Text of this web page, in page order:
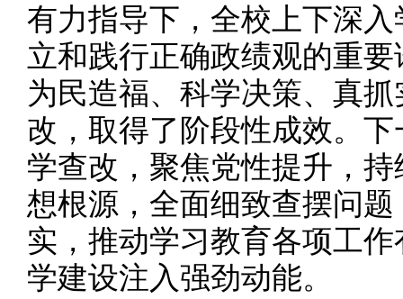
有力指导下，全校上下深
立和践行正确政绩观的重
为民造福、科学决策、真
改，取得了阶段性成效。
学查改，聚焦党性提升，
想根源，全面细致查摆问
实，推动学习教育各项工
学建设注入强劲动能。